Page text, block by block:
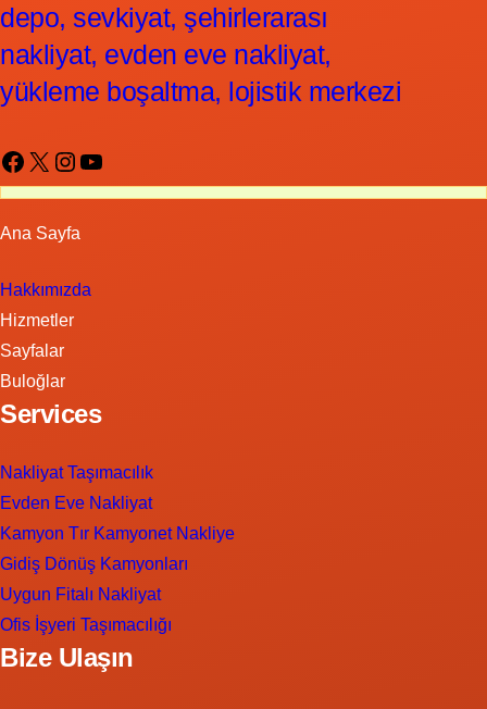
depo, sevkiyat, şehirlerarası
nakliyat, evden eve nakliyat,
yükleme boşaltma, lojistik merkezi
Facebook X Instagram YouTube
Ana Sayfa
Hakkımızda
Hizmetler
Sayfalar
Buloğlar
Services
Nakliyat Taşımacılık
Evden Eve Nakliyat
Kamyon Tır Kamyonet Nakliye
Gidiş Dönüş Kamyonları
Uygun Fitalı Nakliyat
Ofis İşyeri Taşımacılığı
Bize Ulaşın